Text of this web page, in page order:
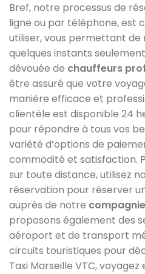
Bref, notre processus de
ligne ou par téléphone, est
utiliser, vous permettant
quelques instants
dévouée de chauffeurs
être assuré que votre
manière efficace et
clientèle est disponible 24
pour répondre à tous vos
variété d’options de
commodité et satisfaction.
sur toute distance, utilisez
réservation pour réserver
auprès de notre
proposons également des
aéroport et de transport
circuits touristiques pour
Taxi Marseille VTC,